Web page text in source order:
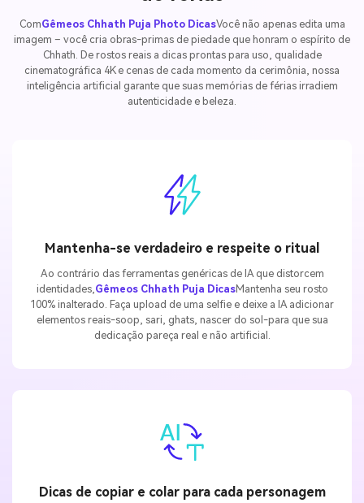
ComGêmeos Chhath Puja Photo DicasVocê não apenas edita uma
imagem – você cria obras-primas de piedade que honram o espírito de
Chhath. De rostos reais a dicas prontas para uso, qualidade
cinematográfica 4K e cenas de cada momento da cerimônia, nossa
inteligência artificial garante que suas memórias de férias irradiem
autenticidade e beleza.
Mantenha-se verdadeiro e respeite o ritual
Ao contrário das ferramentas genéricas de IA que distorcem
identidades,Gêmeos Chhath Puja DicasMantenha seu rosto
100% inalterado. Faça upload de uma selfie e deixe a IA adicionar
elementos reais-soop, sari, ghats, nascer do sol-para que sua
dedicação pareça real e não artificial.
Dicas de copiar e colar para cada personagem